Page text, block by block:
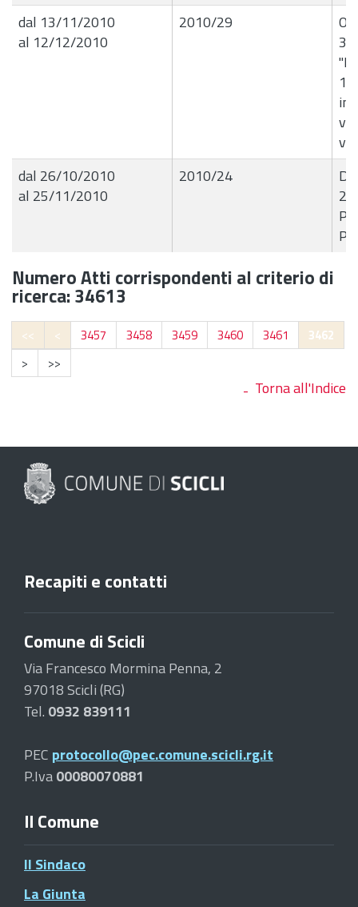
dal 13/11/2010
al 12/12/2010
2010/29
in
dal 26/10/2010
al 25/11/2010
2010/24
Numero Atti corrispondenti al criterio di
ricerca: 34613
<< < 3457 3458 3459 3460 3461
3462
>
>>
Torna all'Indice
Recapiti e contatti
Comune di Scicli
Via Francesco Mormina Penna, 2
97018 Scicli (RG)
Tel. 0932 839111
PEC protocollo@pec.comune.scicli.rg.it
P.Iva00080070881
Il Comune
Il Sindaco
La Giunta